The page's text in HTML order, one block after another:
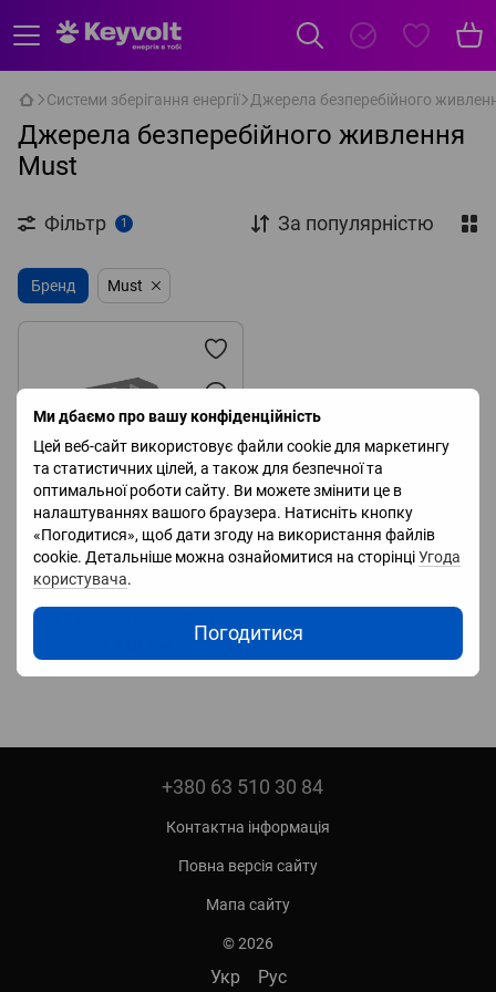
Ми дбаємо про вашу конфіденційність
Цей веб-сайт використовує файли cookie для маркетингу
та статистичних цілей, а також для безпечної та
оптимальної роботи сайту. Ви можете змінити це в
налаштуваннях вашого браузера. Натисніть кнопку
«Погодитися», щоб дати згоду на використання файлів
cookie. Детальніше можна ознайомитися на сторінціУгода
користувача.
Погодитися
Системи зберігання енергії Джерела безперебійного
Джерела безперебійного живлення
Must
Фільтр 1 За популярністю
Бренд Must
Система зберігання
3,2 кВт/г MUST НВР18-3024
125Ah LiFePО4 MPPT
+380 63 510 30 84
Контактна інформація
Повна версія сайту
Мапа сайту
© 2026
Укр Рус